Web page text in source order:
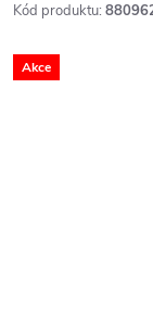
Kód produktu:
Akce